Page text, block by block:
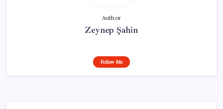
Author
Zeynep Şahin
Follow Me